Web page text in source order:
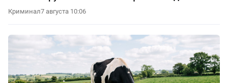
Криминал7 августа 10:06